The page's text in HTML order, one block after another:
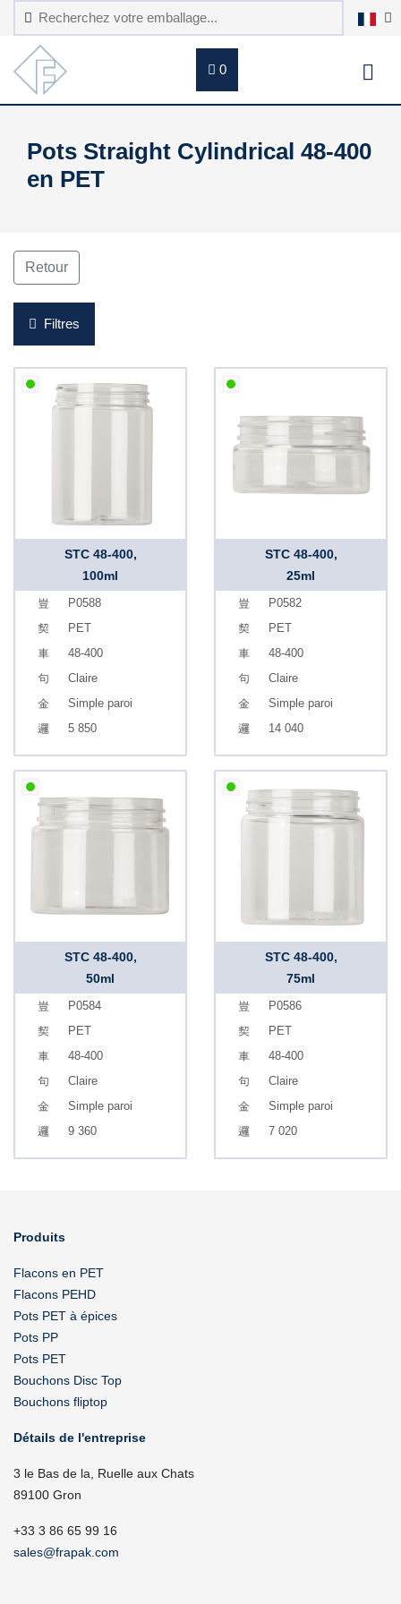
0
Pots Straight Cylindrical 48-400
en PET
Retour
Filtres
STC 48-400,
100ml
P0588
PET
48-400
Claire
Simple paroi
5 850
STC 48-400,
25ml
P0582
PET
48-400
Claire
Simple paroi
14 040
STC 48-400,
50ml
P0584
PET
48-400
Claire
Simple paroi
9 360
STC 48-400,
75ml
P0586
PET
48-400
Claire
Simple paroi
7 020
Produits
Flacons en PET
Flacons PEHD
Pots PET à épices
Pots PP
Pots PET
Bouchons Disc Top
Bouchons fliptop
Détails de l'entreprise
3 le Bas de la, Ruelle aux Chats
89100 Gron
+33 3 86 65 99 16
sales@frapak.com